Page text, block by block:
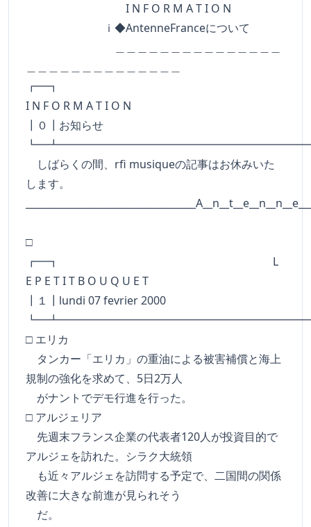
I N F O R M A T I O N
ｉ◆AntenneFranceについて
I N F O R M A T I O N
┃０┃お知らせ
しばらくの間、rfi musiqueの記事はお休みいた
します。
□
┏━┓ L
E P E T I T B O U Q U E T
┃１┃lundi 07 fevrier 2000
□ エリカ
タンカー「エリカ」の重油による被害補償と海上
規制の強化を求めて、5日2万人
がナントでデモ行進を行った。
□ アルジェリア
先週末フランス企業の代表者120人が投資目的で
アルジェを訪れた。シラク大統領
も近々アルジェを訪問する予定で、二国間の関係
改善に大きな前進が見られそう
だ。